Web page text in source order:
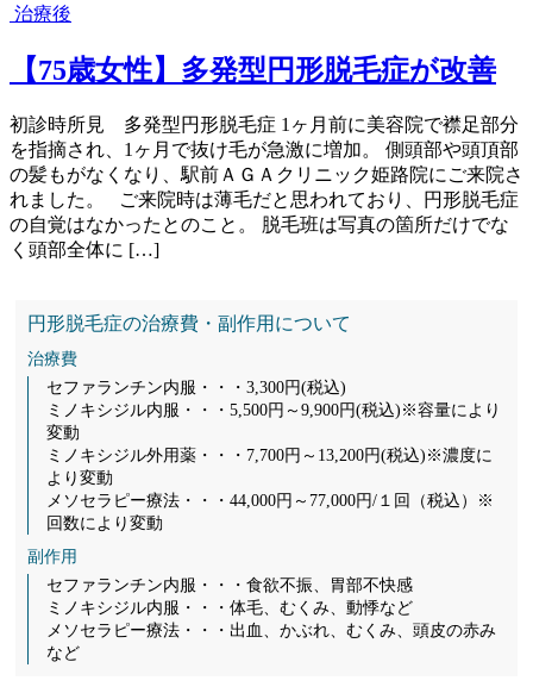
治療後
【75歳女性】多発型円形脱毛症が改善
初診時所見 多発型円形脱毛症 1ヶ月前に美容院で襟足部分
を指摘され、1ヶ月で抜け毛が急激に増加。 側頭部や頭頂部
の髪もがなくなり、駅前ＡＧＡクリニック姫路院にご来院さ
れました。 ご来院時は薄毛だと思われており、円形脱毛症
の自覚はなかったとのこと。 脱毛班は写真の箇所だけでな
く頭部全体に […]
円形脱毛症の治療費・副作用について
治療費
セファランチン内服・・・3,300円(税込)
ミノキシジル内服・・・5,500円～9,900円(税込)※容量により
変動
ミノキシジル外用薬・・・7,700円～13,200円(税込)※濃度に
より変動
メソセラピー療法・・・44,000円～77,000円/１回（税込）※
回数により変動
副作用
セファランチン内服・・・食欲不振、胃部不快感
ミノキシジル内服・・・体毛、むくみ、動悸など
メソセラピー療法・・・出血、かぶれ、むくみ、頭皮の赤み
など